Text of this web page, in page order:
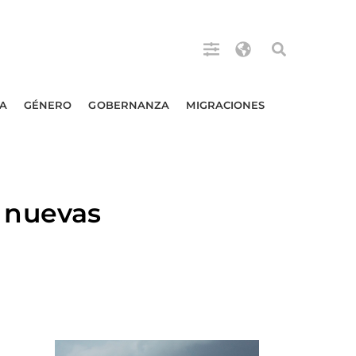
GÉNERO GOBERNANZA MIGRACIONES